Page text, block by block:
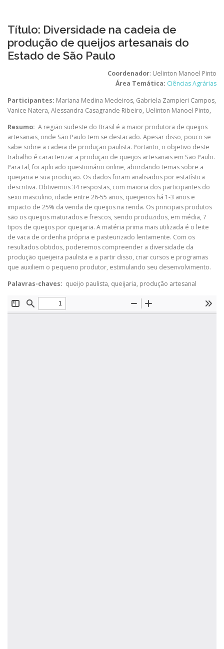
Título: Diversidade na cadeia de
produção de queijos artesanais do
Estado de São Paulo
Coordenador: Uelinton Manoel Pinto
Área Temática: Ciências Agrárias
Participantes: Mariana Medina Medeiros, Gabriela Zampieri Campos,
Vanice Natera, Alessandra Casagrande Ribeiro, Uelinton Manoel Pinto,
Resumo: A região sudeste do Brasil é a maior produtora de queijos
artesanais, onde São Paulo tem se destacado. Apesar disso, pouco se
sabe sobre a cadeia de produção paulista. Portanto, o objetivo deste
trabalho é caracterizar a produção de queijos artesanais em São Paulo.
Para tal, foi aplicado questionário online, abordando temas sobre a
queijaria e sua produção. Os dados foram analisados por estatística
descritiva. Obtivemos 34 respostas, com maioria dos participantes do
sexo masculino, idade entre 26-55 anos, queijeiros há 1-3 anos e
impacto de 25% da venda de queijos na renda. Os principais produtos
são os queijos maturados e frescos, sendo produzidos, em média, 7
tipos de queijos por queijaria. A matéria prima mais utilizada é o leite
de vaca de ordenha própria e pasteurizado lentamente. Com os
resultados obtidos, poderemos compreender a diversidade da
produção queijeira paulista e a partir disso, criar cursos e programas
que auxiliem o pequeno produtor, estimulando seu desenvolvimento.
Palavras-chaves: queijo paulista, queijaria, produção artesanal